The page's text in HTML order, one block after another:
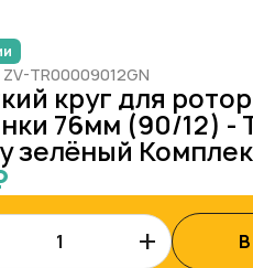
TR00009012GN
круг для
76мм (90/12) -
зелёный
+